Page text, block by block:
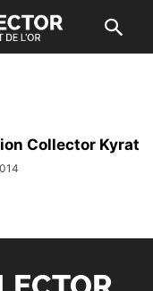
Collector Kyrat